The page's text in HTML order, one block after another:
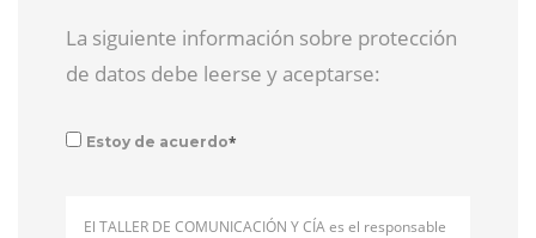
La siguiente información sobre protección
de datos debe leerse y aceptarse:
Estoy de acuerdo*
El TALLER DE COMUNICACIÓN Y CÍA es el responsable